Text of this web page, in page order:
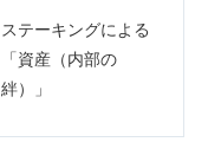
ステーキングによる
「資産（内部の
絆）」